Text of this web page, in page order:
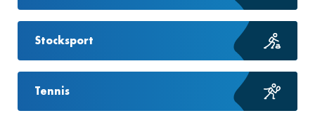
Stocksport
Tennis